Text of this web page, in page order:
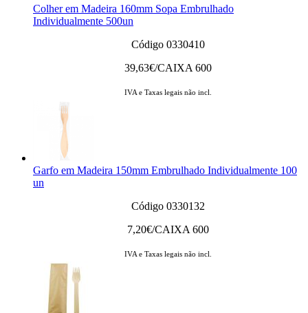
Colher em Madeira 160mm Sopa Embrulhado
Individualmente 500un
Código 0330410
39,63€/CAIXA 600
IVA e Taxas legais não incl.
Garfo em Madeira 150mm Embrulhado Individualmente 100
un
Código 0330132
7,20€/CAIXA 600
IVA e Taxas legais não incl.